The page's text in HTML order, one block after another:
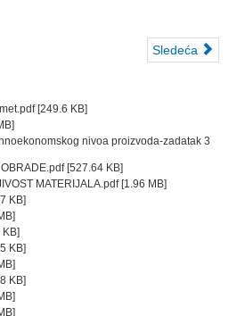
Sledeća
[249.6 KB]
nivoa proizvoda-zadatak 3
[527.64 KB]
MATERIJALA.pdf[1.96 MB]
KB]
KB]
KB]